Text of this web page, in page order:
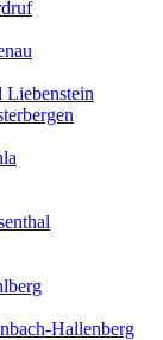
Liebenstein
Hallenberg